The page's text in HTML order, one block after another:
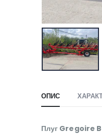
ОПИС
Плуг Gregoire